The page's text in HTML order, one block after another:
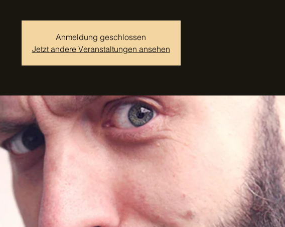
Anmeldung geschlossen
Jetzt andere Veranstaltungen ansehen